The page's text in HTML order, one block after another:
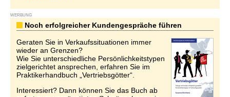
WERBUNG
Noch erfolgreicher Kundengespräche führen
Geraten Sie in Verkaufssituationen immer
wieder an Grenzen?
Wie Sie unterschiedliche Persönlichkeitstypen
zielgerichtet ansprechen, erfahren Sie im
Praktikerhandbuch „Vertriebsgötter“.
Interessiert? Dann können Sie das Buch ab